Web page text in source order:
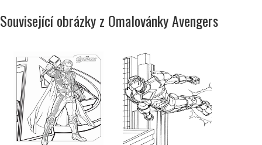
Související obrázky z Omalovánky Avengers